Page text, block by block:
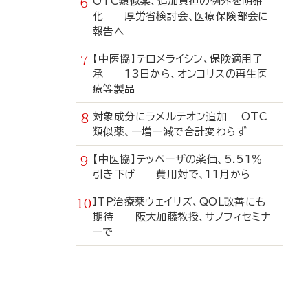
化 厚労省検討会、医療保険部会に
報告へ
【中医協】テロメライシン、保険適用了
承 13日から、オンコリスの再生医
療等製品
対象成分にラメルテオン追加 OTC
類似薬、一増一減で合計変わらず
【中医協】テッペーザの薬価、5.51％
引き下げ 費用対で、11月から
ITP治療薬ウェイリズ、QOL改善にも
期待 阪大加藤教授、サノフィセミナ
ーで